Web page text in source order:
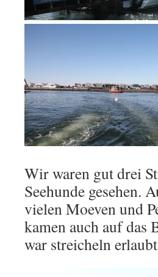
Wir waren gut drei
Seehunde gesehen.
vielen Moeven und
kamen auch auf das
war streicheln erlaubt